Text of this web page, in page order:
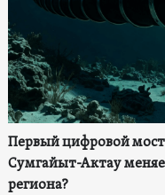
Первый цифровой мост
Сумгайыт-Актау
региона?